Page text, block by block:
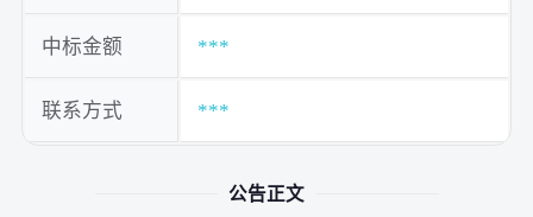
中标金额 ***
联系方式 ***
公告正文